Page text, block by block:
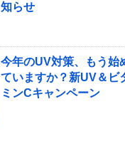
知らせ
今年のUV対策、もう始
ていますか？新UV＆ビ
ミンCキャンペーン